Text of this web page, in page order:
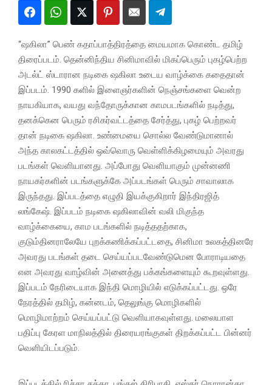
“ஷகிலா” பெண் கதாப்பாத்திரத்தை மையமாக கொண்ட தமிழ்
திரைப்படம். தென்னிந்திய சினிமாவில் மிகப்பெரும் புகழ்பெற்ற
அடல்ட் ஸ்டாரான நடிகை ஷகிலா உடைய வாழ்க்கை கதைதான்
இப்படம். 1990 களில் இளைஞர்களின் நெஞ்சங்களை வென்ற
நாயகியாக, வயது வந்தோருக்கான காமபடங்களில் நடித்து,
தனக்கென பெரும் ரசிகர்வட்டத்தை சேர்த்து, புகழ் பெற்றவர்
தான் நடிகை ஷகிலா. உண்மையை சொல்ல வேண்டுமானால்
அந்த காலகட்டத்தில் ஒவ்வொரு வெள்ளிக்கிழமையும் அவரது
படங்கள் வெளியானது. அப்போது வெளியாகும் முன்னணி
நாயகர்களின் படங்களுக்கே அப்படங்கள் பெரும் சாவாலாக
இருந்தது. இப்படத்தை எழுதி இயக்குகிறார் இந்திரஜித்
லங்கேஷ். இப்படம் நடிகை ஷகிலாவின் வலி மிகுந்த
வாழ்க்கையை, காம படங்களில் நடித்ததற்காக,
குடும்தினராலேயே புறக்கணிக்கப்பட்டதை, சினிமா உலகத்தினரே
அவரது படங்கள் தடை செய்யப்படவேண்டுமென போராடியதை
என அவரது வாழ்வின் அனைத்து பக்கங்களையும் கூறவுள்ளது.
இப்படம் நேரிடையாக இந்தி மொழியில் எடுக்கப்பட்டது. ஒரே
நேரத்தில் தமிழ், கன்னடம், தெலுங்கு மொழிகளில்
மொழிமாற்றம் செய்யப்பட்டு வெளியாகவுள்ளது. மலையாள
பதிப்பு கேரள மாநிலத்தில் திரையரங்குகள் திறக்கப்பட்ட பின்னர்
வெளியிடப்படும்.